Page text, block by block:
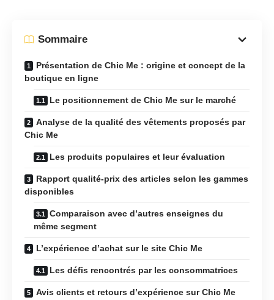
Sommaire
Présentation de Chic Me : origine et concept de la
boutique en ligne
Le positionnement de Chic Me sur le marché
Analyse de la qualité des vêtements proposés par
Chic Me
Les produits populaires et leur évaluation
Rapport qualité-prix des articles selon les gammes
disponibles
Comparaison avec d’autres enseignes du
même segment
L’expérience d’achat sur le site Chic Me
Les défis rencontrés par les consommatrices
Avis clients et retours d’expérience sur Chic Me